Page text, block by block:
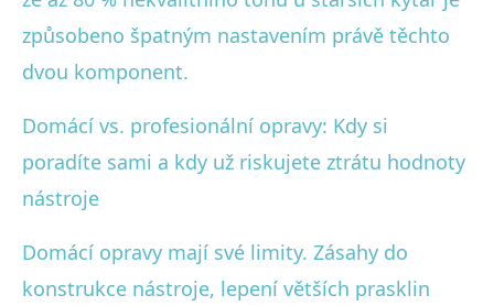
způsobeno špatným nastavením právě těchto
dvou komponent.
Domácí vs. profesionální opravy: Kdy si
poradíte sami a kdy už riskujete ztrátu hodnoty
nástroje
Domácí opravy mají své limity. Zásahy do
konstrukce nástroje, lepení větších prasklin